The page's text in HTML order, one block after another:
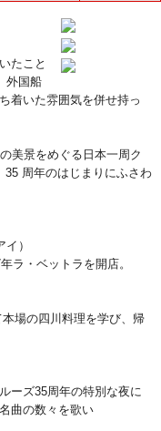
たこと
外国船
着いた雰囲気を併せ持っ
美景をめぐる日本一周ク
35 周年のはじまりにふさわ
）
ラ・ベットラを開店。
場の四川料理を学び、帰
ーズ35周年の特別な夜に
曲の数々を歌い